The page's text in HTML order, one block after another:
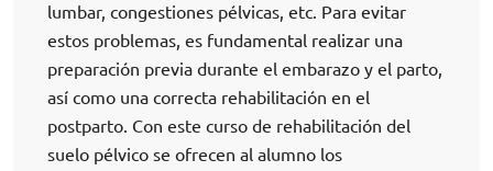
lumbar, congestiones pélvicas, etc. Para evitar
estos problemas, es fundamental realizar una
preparación previa durante el embarazo y el parto,
así como una correcta rehabilitación en el
postparto. Con este curso de rehabilitación del
suelo pélvico se ofrecen al alumno los